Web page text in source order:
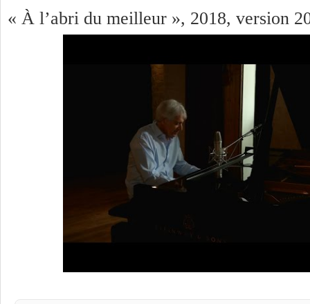
« À l’abri du meilleur », 2018, version